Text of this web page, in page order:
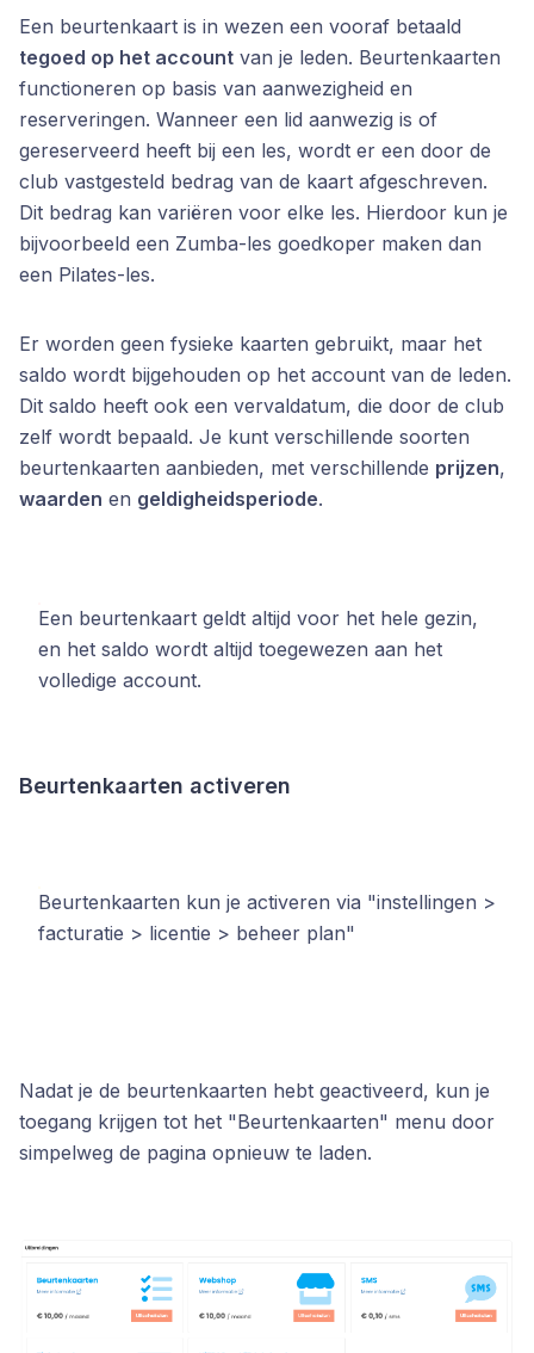
Een beurtenkaart is in wezen een vooraf betaald
tegoed op het account van je leden. Beurtenkaarten
functioneren op basis van aanwezigheid en
reserveringen. Wanneer een lid aanwezig is of
gereserveerd heeft bij een les, wordt er een door de
club vastgesteld bedrag van de kaart afgeschreven.
Dit bedrag kan variëren voor elke les. Hierdoor kun je
bijvoorbeeld een Zumba-les goedkoper maken dan
een Pilates-les.
Er worden geen fysieke kaarten gebruikt, maar het
saldo wordt bijgehouden op het account van de leden.
Dit saldo heeft ook een vervaldatum, die door de club
zelf wordt bepaald. Je kunt verschillende soorten
beurtenkaarten aanbieden, met verschillende prijzen,
waarden en geldigheidsperiode.
Een beurtenkaart geldt altijd voor het hele gezin,
en het saldo wordt altijd toegewezen aan het
volledige account.
Beurtenkaarten activeren
Beurtenkaarten kun je activeren via "instellingen >
facturatie > licentie > beheer plan"
Nadat je de beurtenkaarten hebt geactiveerd, kun je
toegang krijgen tot het "Beurtenkaarten" menu door
simpelweg de pagina opnieuw te laden.